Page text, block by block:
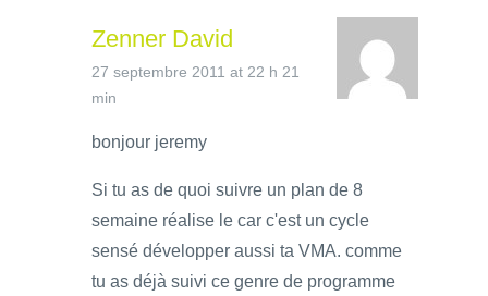
Zenner David
27 septembre 2011 at 22 h 21
min
bonjour jeremy
Si tu as de quoi suivre un plan de 8
semaine réalise le car c'est un cycle
sensé développer aussi ta VMA. comme
tu as déjà suivi ce genre de programme